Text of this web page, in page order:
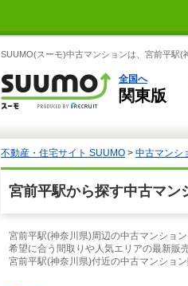
SUUMO(スーモ)中古マンションは、宮前平駅(
全国へ
関東版
不動産・住宅サイト SUUMO > 中古マンシ
宮前平駅から探す中古マン
宮前平駅(神奈川県)周辺の中古マンショ
希望に合う間取りや人気エリアの最新販
宮前平駅(神奈川県)付近の中古マンショ